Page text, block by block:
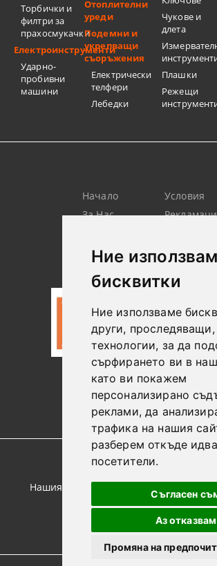
Ние
бисквитки
Ние използваме
други, проследяващи,
технологии, за да
сърфирането ви в
като ви покажем
персонализирано
реклами, да
трафика на нашия
разберем откъде
посетители.
Съгласен
Аз отказвам
Промяна на
Торбички и
филтри за
прахосмукачки
Електроинструменти
Ударно-
пробивни
машини
Отоплителни
уреди
Подемни и
укрепващи
съоръжения
Електрически
телфери
Лебедки
Чукове и
длета
Плашки
Режещи
0887306604
Начало
За Нас
Лични
Данни
Условия
Новини
GDPR
Нашият онлайн магазин е 100%
Прочетете нашата
Моите лични данни